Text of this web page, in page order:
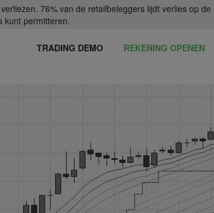
76% van de retailbeleggers lijdt verlies op
kunt permitteren.
TRADING DEMO REKENING OPENEN